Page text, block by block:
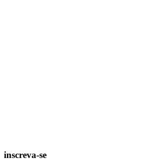
inscreva-se